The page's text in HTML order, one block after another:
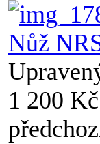
Nůž
1 200 Kč